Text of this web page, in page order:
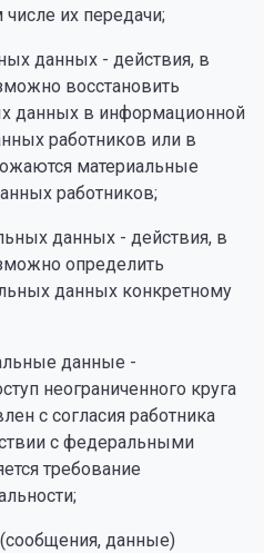
их передачи;
данных - действия, в
восстановить
данных в информационной
работников или в
материальные
работников;
данных - действия, в
определить
данных конкретному
данные -
неограниченного круга
с согласия работника
с федеральными
требование
данные)